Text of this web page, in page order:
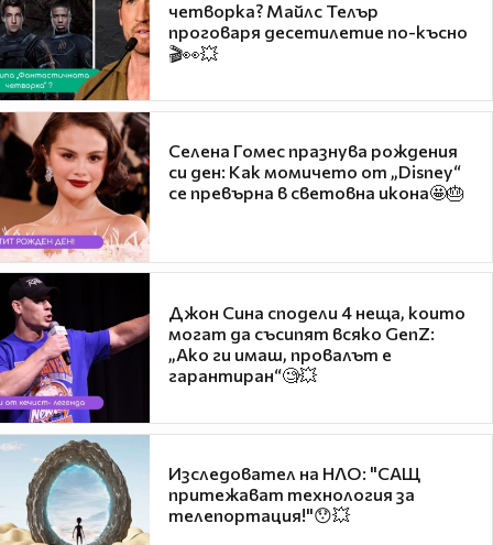
четворка? Майлс Телър
проговаря десетилетие по-късно
🎬👀💥
Селена Гомес празнува рождения
си ден: Как момичето от „Disney“
се превърна в световна икона🤩🎂
Джон Сина сподели 4 неща, които
могат да съсипят всяко GenZ:
„Ако ги имаш, провалът е
гарантиран“🧐💥
Изследовател на НЛО: "САЩ
притежават технология за
телепортация!"😯💥